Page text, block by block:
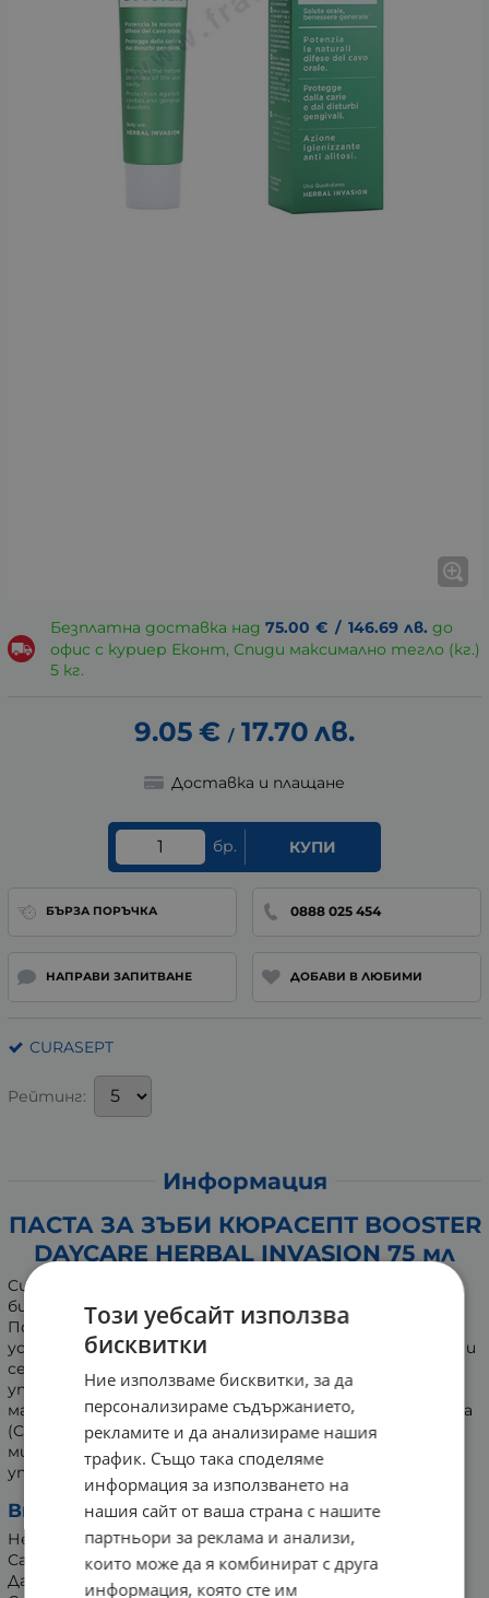
Безплатна доставка над 75.00 € / 146.69 лв. до
офис с куриер Еконт, Спиди максимално тегло (кг.)
5 кг.
9.05 € / 17.70 лв.
Доставка и плащане
бр. КУПИ
БЪРЗА ПОРЪЧКА 0888 025 454
НАПРАВИ ЗАПИТВАНЕ ДОБАВИ В ЛЮБИМИ
CURASEPT
Рейтинг:
Информация
ПАСТА ЗА ЗЪБИ КЮРАСЕПТ BOOSTER
DAYCARE HERBAL INVASION 75 мл
Curasept Booster Herbal Invasion паста за зъби с вкус на
билки – Гел-паста за зъби с етерични масла + CPC-HAP.
Подсилва естествените защитни механизми в
устната кухина. Има почистващ и освежаващ ефект и
се бори с лошия дъх. Подходяща за ежедневна
употреба. Взаимодействието между етеричните
масла, цетилпиридиниевия хлорид и хидроксиапатита
(CPC-HAP) възпрепятства размножаването на
микроорганизми в устната кухина до 4 часа след
употреба.
Внимание:
Не поглъщайте.
Само за външна употреба.
Да се съхранява далеч от деца, светлина и топлина.
Този уебсайт използва
бисквитки
Ние използваме бисквитки, за да
персонализираме съдържанието,
рекламите и да анализираме нашия
трафик. Също така споделяме
информация за използването на
нашия сайт от ваша страна с нашите
партньори за реклама и анализи,
които може да я комбинират с друга
информация, която сте им